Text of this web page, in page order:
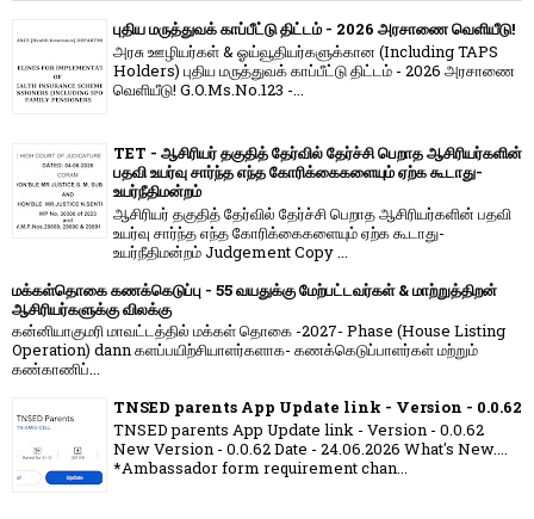
புதிய மருத்துவக் காப்பீட்டு திட்டம் - 2026 அரசாணை வெளியீடு!
அரசு ஊழியர்கள் & ஓய்வூதியர்களுக்கான (Including TAPS
Holders) புதிய மருத்துவக் காப்பீட்டு திட்டம் - 2026 அரசாணை
வெளியீடு! G.O.Ms.No.123 -...
TET - ஆசிரியர் தகுதித் தேர்வில் தேர்ச்சி பெறாத ஆசிரியர்களின்
பதவி உயர்வு சார்ந்த எந்த கோரிக்கைகளையும் ஏற்க கூடாது-
உயர்நீதிமன்றம்
ஆசிரியர் தகுதித் தேர்வில் தேர்ச்சி பெறாத ஆசிரியர்களின் பதவி
உயர்வு சார்ந்த எந்த கோரிக்கைகளையும் ஏற்க கூடாது-
உயர்நீதிமன்றம் Judgement Copy ...
மக்கள்தொகை கணக்கெடுப்பு - 55 வயதுக்கு மேற்பட்டவர்கள் & மாற்றுத்திறன்
ஆசிரியர்களுக்கு விலக்கு
கன்னியாகுமரி மாவட்டத்தில் மக்கள் தொகை -2027- Phase (House Listing
Operation) dann களப்பயிற்சியாளர்களாக- கணக்கெடுப்பாளர்கள் மற்றும்
கண்காணிப்...
TNSED parents App Update link - Version - 0.0.62
TNSED parents App Update link - Version - 0.0.62
New Version - 0.0.62 Date - 24.06.2026 What's New....
*Ambassador form requirement chan...